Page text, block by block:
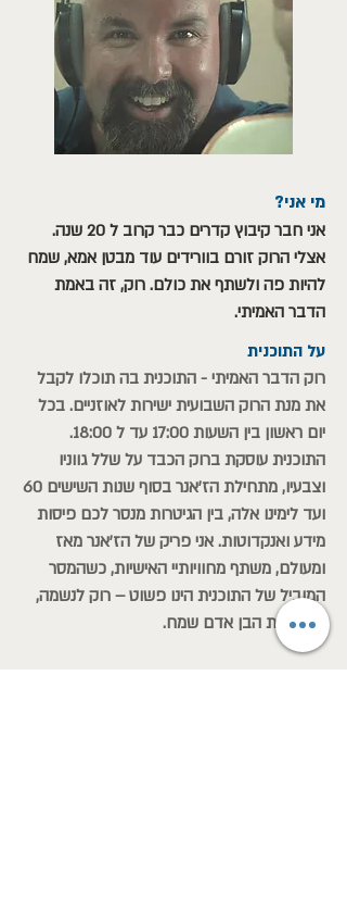
מי אני?
אני חבר קיבוץ קדרים כבר קרוב ל 20 שנה.
אצלי הרוק זורם בוורידים עוד מבטן אמא, שמח
להיות פה ולשתף את כולם. רוק, זה באמת
הדבר האמיתי.
על התוכנית
רוק הדבר האמיתי - התוכנית בה תוכלו לקבל
את מנת הרוק השבועית ישירות לאוזניים. בכל
יום ראשון בין השעות 17:00 עד ל 18:00.
התוכנית עוסקת ברוק הכבד על שלל גווניו
וצבעיו, מתחילת הז'אנר בסוף שנות השישים 60
ועד לימינו אלה, בין הגיטרות מנסר לכם פיסות
מידע ואנקדוטות. אני פריק של הז'אנר מאז
ומעולם, משתף מחוויותיי האישיות, כשהמסר
המוביל של התוכנית הינו פשוט – רוק לנשמה,
עושה את הבן אדם שמח.